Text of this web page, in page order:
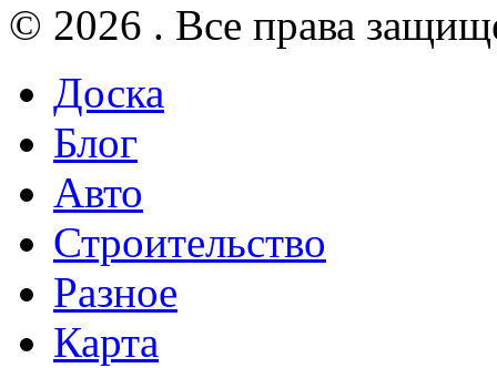
© 2026 . Все права
Доска
Блог
Авто
Строительство
Разное
Карта